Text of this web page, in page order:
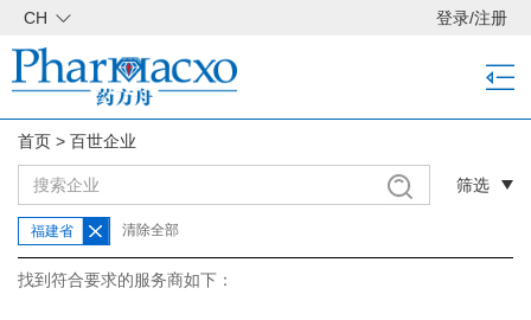
CH 登录/注册
首页 > 百世企业
筛选
福建省 清除全部
找到符合要求的服务商如下：